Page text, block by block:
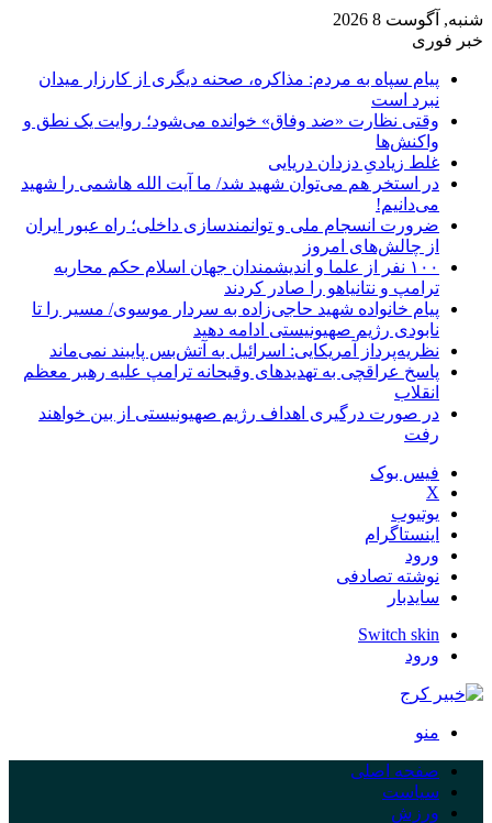
شنبه, آگوست 8 2026
خبر فوری
پیام سپاه به مردم: مذاکره، صحنه دیگری از کارزار میدان
نبرد است
وقتی نظارت «ضد وفاق» خوانده می‌شود؛ روایت یک نطق و
واکنش‌ها
غلط زیادیِ دزدان دریایی
در استخر هم می‌توان شهید شد/ ما آیت الله هاشمی را شهید
می‌دانیم!
ضرورت انسجام ملی و توانمندسازی داخلی؛ راه عبور ایران
از چالش‌های امروز
۱۰۰ نفر از علما و اندیشمندان جهان اسلام حکم محاربه
ترامپ و نتانیاهو را صادر کردند
پیام خانواده شهید حاجی‌زاده به سردار موسوی/ مسیر را تا
نابودی رژیم صهیونیستی ادامه دهید
نظریه‌پرداز آمریکایی: اسرائیل به آتش‌بس پایبند نمی‌ماند
پاسخ عراقچی به تهدیدهای وقیحانه ترامپ علیه رهبر معظم
انقلاب
در صورت درگیری اهداف رژیم صهیونیستی از بین خواهند
رفت
فیس بوک
X
یوتیوب
اینستاگرام
ورود
نوشته تصادفی
سایدبار
Switch skin
ورود
منو
صفحه اصلی
سیاست
ورزش